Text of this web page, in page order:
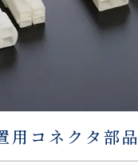
用コネクタ部品